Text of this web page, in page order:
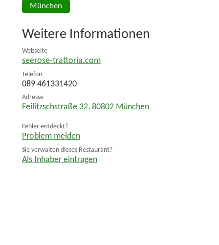
München
Weitere Informationen
Webseite
seerose-trattoria.com
Telefon
089 461331420
Adresse
Feilitzschstraße 32, 80802 München
Fehler entdeckt?
Problem melden
Sie verwalten dieses Restaurant?
Als Inhaber eintragen